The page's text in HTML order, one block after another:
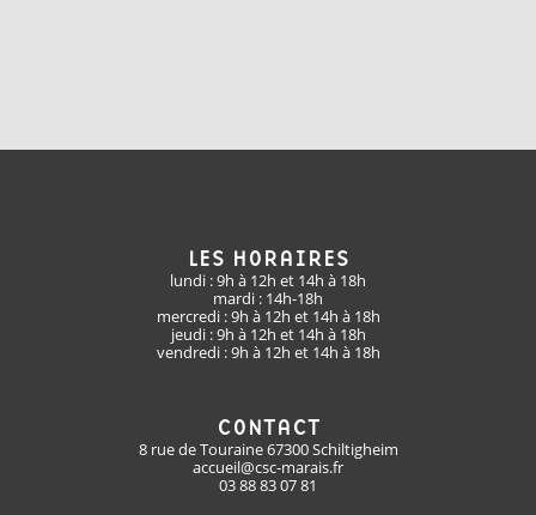
LES HORAIRES
lundi : 9h à 12h et 14h à 18h
mardi : 14h-18h
mercredi : 9h à 12h et 14h à 18h
jeudi : 9h à 12h et 14h à 18h
vendredi : 9h à 12h et 14h à 18h
CONTACT
8 rue de Touraine 67300 Schiltigheim
accueil@csc-marais.fr
03 88 83 07 81